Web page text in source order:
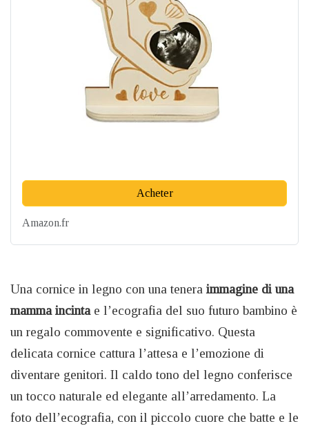
Acheter
Amazon.fr
Una cornice in legno con una tenera immagine di una
mamma incinta e l’ecografia del suo futuro bambino è
un regalo commovente e significativo. Questa
delicata cornice cattura l’attesa e l’emozione di
diventare genitori. Il caldo tono del legno conferisce
un tocco naturale ed elegante all’arredamento. La
foto dell’ecografia, con il piccolo cuore che batte e le